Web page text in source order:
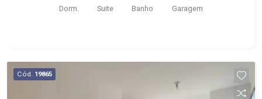
Dorm. Suite Banho Garagem
Cód. 19865